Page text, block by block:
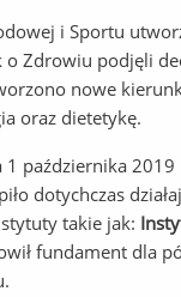
i Sportu
o Zdrowiu podjęli
nowe
oraz dietetykę.
października
dotychczas
takie jak:
fundament dla